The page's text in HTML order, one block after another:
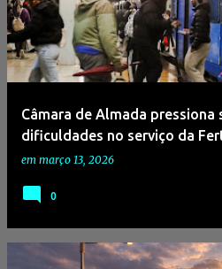
Câmara de Almada pressiona
dificuldades no serviço da
em março 13, 2026
0